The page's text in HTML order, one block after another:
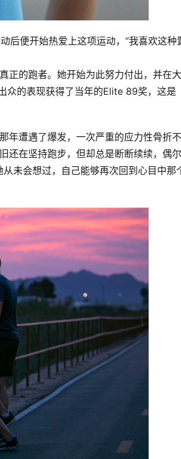
后便开始热爱上这项运动，“我喜欢这种
正的跑者。她开始为此努力付出，并在
众的表现获得了当年的Elite 89奖，这是
年遭遇了爆发，一次严重的应力性骨折
还在坚持跑步，但却总是断断续续，偶
未会想过，自己能够再次回到心目中那